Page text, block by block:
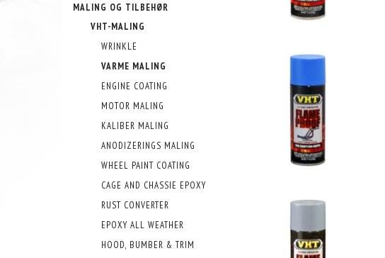
MALING OG TILBEHØR
VHT-MALING
WRINKLE
VARME MALING
ENGINE COATING
MOTOR MALING
KALIBER MALING
ANODIZERINGS MALING
WHEEL PAINT COATING
CAGE AND CHASSIE EPOXY
RUST CONVERTER
EPOXY ALL WEATHER
HOOD, BUMBER & TRIM